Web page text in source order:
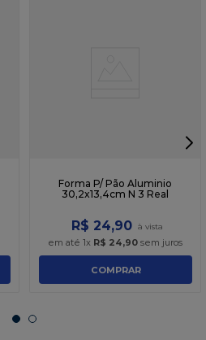
Forma P/ Pão Aluminio
30,2x13,4cm N 3 Real
R$ 24,90
em até 1x R$ 24,90 sem juros
COMPRAR